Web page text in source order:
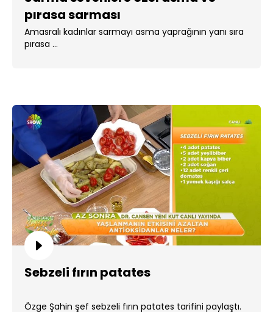
pırasa sarması
Amasralı kadınlar sarmayı asma yaprağının yanı sıra
pırasa ...
Sebzeli fırın patates
Özge Şahin şef sebzeli fırın patates tarifini paylaştı.